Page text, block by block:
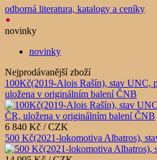
odborná literatura, katalogy a ceníky
novinky
novinky
Nejprodávanější zboží
100Kč(2019-Alois Rašín), stav UNC,
uložena v originálním balení ČNB
6 840 Kč / CZK
500 Kč(2021-lokomotiva Albatros),